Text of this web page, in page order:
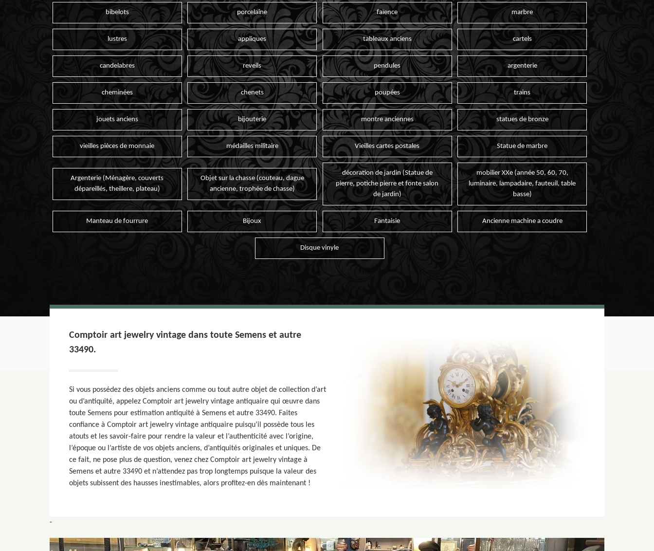
bibelots porcelaine faïence marbre
lustres appliques tableaux anciens cartels
candelabres reveils pendules argenterie
cheminées chenets poupées trains
jouets anciens bijouterie montre anciennes statues de bronze
vieilles pièces de monnaie médailles militaire Vieilles cartes postales Statue de marbre
Argenterie (Ménagère, couverts
dépareillés, theillere, plateau)
Objet sur la chasse (couteau, dague
ancienne, trophée de chasse)
décoration de jardin (Statue de
pierre, potiche pierre et fonte salon
de jardin)
mobilier XXe (année 50, 60, 70,
luminaire, lampadaire, fauteuil, table
basse)
Manteau de fourrure Bijoux Fantaisie Ancienne machine a coudre
Disque vinyle
Comptoir art jewelry vintage dans toute Semens et autre
33490.
Si vous possédez des objets anciens comme ou tout autre objet de collection d’art
ou d’antiquité, appelez Comptoir art jewelry vintage antiquaire qui œuvre dans
toute Semens pour estimation antiquité à Semens et autre 33490. Faites
confiance à Comptoir art jewelry vintage antiquaire puisqu’il possède tous les
atouts et les savoir-faire pour rendre la valeur et l’authenticité avec l’origine,
l’époque ou l’artiste de vos objets anciens, d’antiquités originales et uniques. De
ce fait, ne pose plus de question, venez chez Comptoir art jewelry vintage à
Semens et autre 33490 et n’attendez pas trop longtemps puisque la valeur des
objets subissent des hausses inestimables, alors profitez-en dès maintenant !
-